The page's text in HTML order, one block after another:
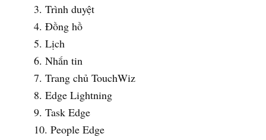
Trình duyệt
Đồng hồ
Lịch
Nhắn tin
Trang chủ TouchWiz
Edge Lightning
Task Edge
People Edge